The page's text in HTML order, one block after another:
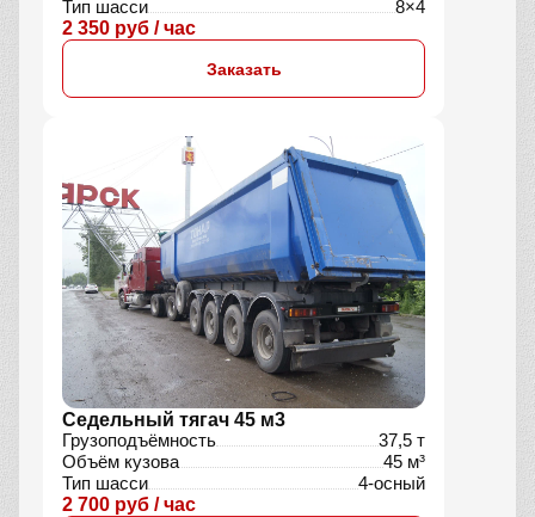
Тип шасси
8×4
2 350 руб / час
Заказать
Седельный тягач 45 м3
Грузоподъёмность
37,5 т
Объём кузова
45 м³
Тип шасси
4-осный
2 700 руб / час